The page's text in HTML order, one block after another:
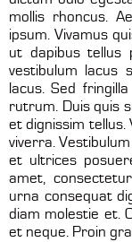
mollis rhoncus.
ipsum. Vivamus
ut dapibus tellus
vestibulum lacus
lacus. Sed
rutrum. Duis quis
et dignissim
viverra.
et ultrices
amet,
urna consequat
diam molestie et.
et neque. Proin